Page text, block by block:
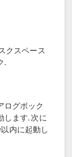
クスペース
ログボック
します. 次に
内に起動し